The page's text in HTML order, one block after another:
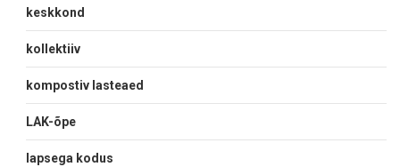
keskkond
kollektiiv
kompostiv lasteaed
LAK-õpe
lapsega kodus